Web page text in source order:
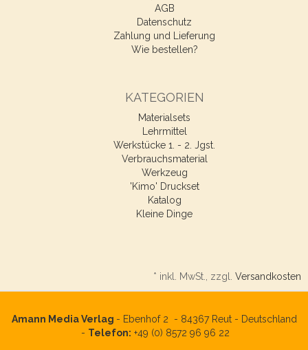
AGB
Datenschutz
Zahlung und Lieferung
Wie bestellen?
KATEGORIEN
Materialsets
Lehrmittel
Werkstücke 1. - 2. Jgst.
Verbrauchsmaterial
Werkzeug
'Kimo' Druckset
Katalog
Kleine Dinge
* inkl. MwSt., zzgl. Versandkosten
Amann Media Verlag - Ebenhof 2 - 84367Reut - Deutschland
- Telefon: +49 (0) 8572 96 96 22